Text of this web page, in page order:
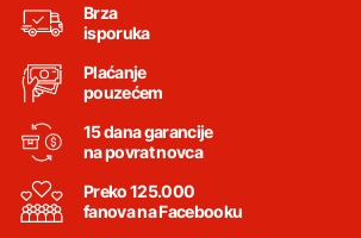
Brza
isporuka
Plaćanje
pouzećem
15 dana garancije
na povrat novca
Preko 125.000
fanova na Facebooku